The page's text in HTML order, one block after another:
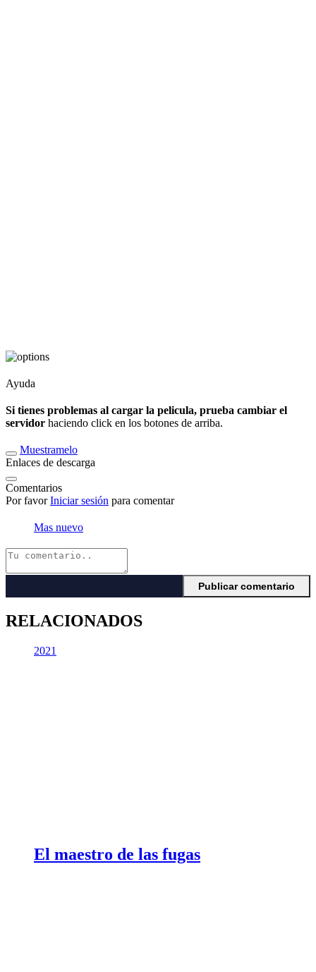
Ayuda
Si tienes problemas al cargar la pelicula, prueba cambiar el
servidor haciendo click en los botones de arriba.
Muestramelo
Enlaces de descarga
Comentarios
Por favorIniciar sesión para comentar
Mas nuevo
RELACIONADOS
2021
El maestro de las fugas